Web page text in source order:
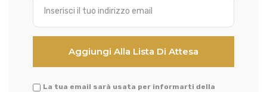
La tua email sarà usata per informarti della